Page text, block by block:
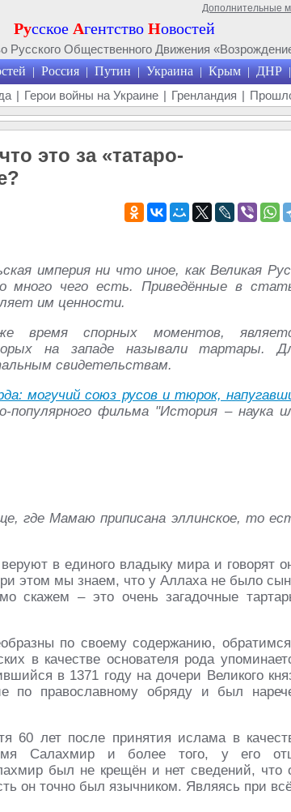
Дополнительные
Русское Агентство Новостей
Русского Общественного Движения
| Россия | Путин | Украина | Крым | ДНР |
| Герои войны на Украине | Гренландия |
это за «татаро-
империя ни что иное, как Великая
много чего есть. Приведённые в
им ценности.
спорных моментов,
на западе называли тартары.
свидетельствам.
могучий союз русов и тюрок,
популярного фильма "История – наука
где Мамаю приписана эллинское, то
в единого владыку мира и говорят
этом мы знаем, что у Аллаха не было
скажем – это очень загадочные
по своему содержанию,
в качестве основателя рода
в 1371 году на дочери Великого
по православному обряду и был
60 лет после принятия ислама в
имя Салахмир и более того, у его
был не крещён и нет сведений, что
он точно был язычником. Являясь при